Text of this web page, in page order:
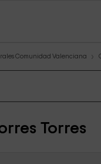
Comunidad Valenciana
Torres